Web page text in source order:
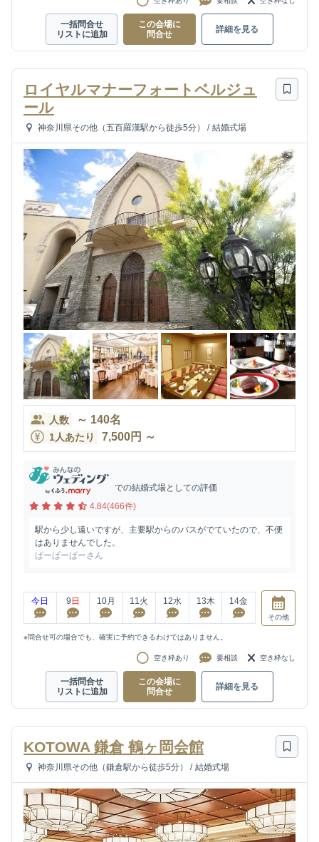
一括問合せ
リストに追加
この会場に
問合せ
詳細を見る
ロイヤルマナーフォートベルジュ
ール
神奈川県その他（五百羅漢駅から徒歩5分） / 結婚式場
人数 ～ 140名
1人あたり 7,500円 ～
での結婚式場としての評価
4.84(466件)
駅から少し遠いですが、主要駅からのバスがでていたので、不便
はありませんでした。
ぱーぱーぱーさん
今日 9 日 10月 11火 12水 13木 14金
その他
※問合せ可の場合でも、確実に予約できるわけではありません。
空き枠あり 要相談 空き枠なし
一括問合せ
リストに追加
この会場に
問合せ
詳細を見る
KOTOWA 鎌倉 鶴ヶ岡会館
神奈川県その他（鎌倉駅から徒歩5分） / 結婚式場